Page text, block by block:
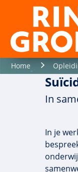
Home
In
In je